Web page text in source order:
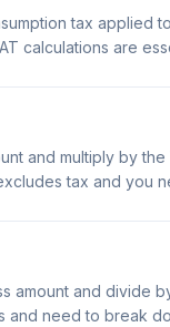
tax applied
calculations are
and multiply by
tax and you
amount and divide
and need to break